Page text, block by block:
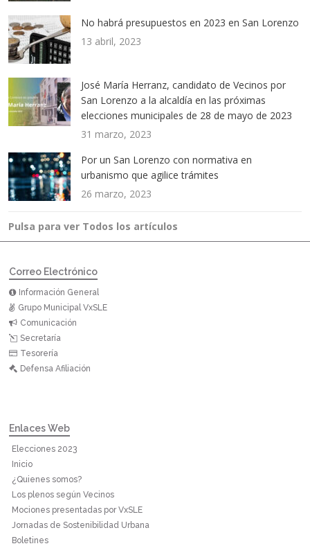
No habrá presupuestos en 2023 en San Lorenzo
13 abril, 2023
José María Herranz, candidato de Vecinos por
San Lorenzo a la alcaldía en las próximas
elecciones municipales de 28 de mayo de 2023
31 marzo, 2023
Por un San Lorenzo con normativa en
urbanismo que agilice trámites
26 marzo, 2023
Pulsa para ver Todos los artículos
Correo Electrónico
Información General
Grupo Municipal VxSLE
Comunicación
Secretaría
Tesorería
Defensa Afiliación
Enlaces Web
Elecciones 2023
Inicio
¿Quienes somos?
Los plenos según Vecinos
Mociones presentadas por VxSLE
Jornadas de Sostenibilidad Urbana
Boletines